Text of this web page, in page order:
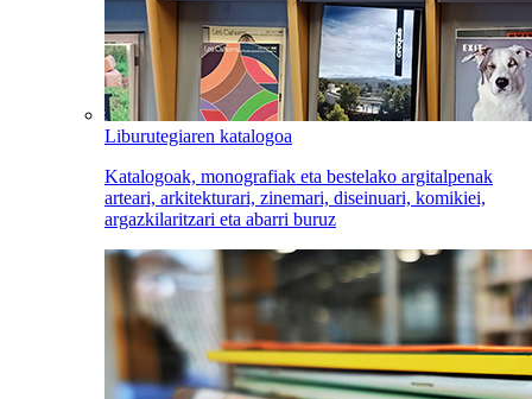
Liburutegiaren katalogoa
Katalogoak, monografiak eta bestelako argitalpenak
arteari, arkitekturari, zinemari, diseinuari, komikiei,
argazkilaritzari eta abarri buruz